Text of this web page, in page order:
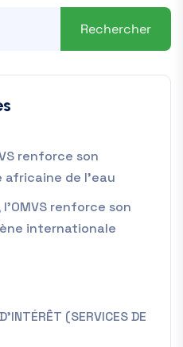
Rechercher
renforce son
africaine de l’eau
renforce son
internationale
(SERVICES DE